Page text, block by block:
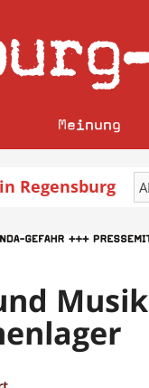
Meinung
in Regensburg